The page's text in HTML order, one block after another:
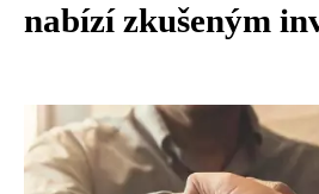
nabízí zkušeným